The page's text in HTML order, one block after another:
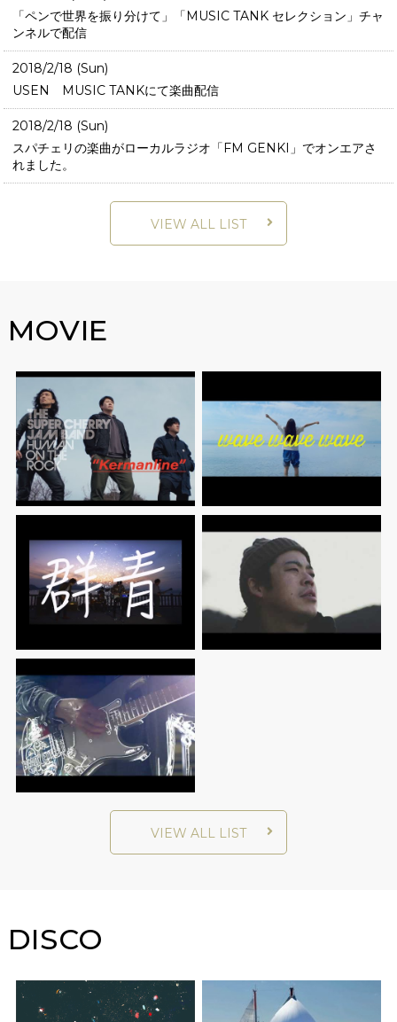
「ペンで世界を振り分けて」「MUSIC TANK セレクション」チャ
ンネルで配信
2018/2/18 (Sun)
USEN MUSIC TANKにて楽曲配信
2018/2/18 (Sun)
スパチェリの楽曲がローカルラジオ「FM GENKI」でオンエアさ
れました。
VIEW ALL LIST
MOVIE
VIEW ALL LIST
DISCO